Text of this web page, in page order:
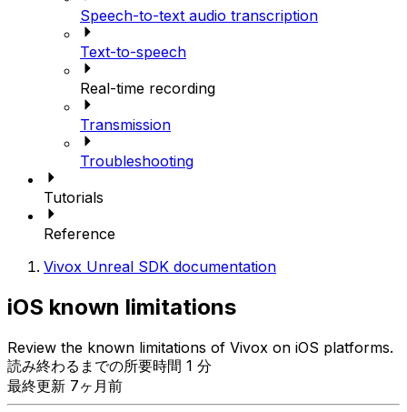
Speech-to-text audio transcription
Text-to-speech
Real-time recording
Transmission
Troubleshooting
Tutorials
Reference
Vivox Unreal SDK documentation
iOS known limitations
Review the known limitations of Vivox on iOS platforms.
読み終わるまでの所要時間 1 分
最終更新 7ヶ月前